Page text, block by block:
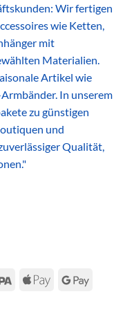
Wir fertigen
wie Ketten,
mit
Materialien.
Artikel wie
In unserem
zu günstigen
und
Qualität,
Sepa
Apple
Google